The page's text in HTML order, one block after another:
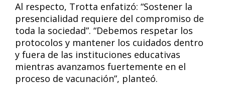
Al respecto, Trotta enfatizó: “Sostener la
presencialidad requiere del compromiso de
toda la sociedad”. “Debemos respetar los
protocolos y mantener los cuidados dentro
y fuera de las instituciones educativas
mientras avanzamos fuertemente en el
proceso de vacunación”, planteó.